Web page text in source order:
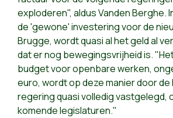
exploderen", aldus Vanden Berghe.
de 'gewone' investering voor de
Brugge, wordt quasi al het geld al
dat er nog bewegingsvrijheid is.
budget voor openbare werken,
euro, wordt op deze manier door de
regering quasi volledig vastgelegd,
komende legislaturen."